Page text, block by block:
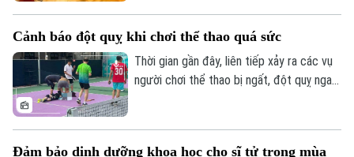
mắc các bệnh tim mạch, hô hấp, thận và
những người đang sử dụng thuốc lợi tiểu,
thuốc an thần hoặc thuốc điều trị huyết
Cảnh báo đột quỵ khi chơi thể thao quá sức
Thời gian gần đây, liên tiếp xảy ra các vụ
người chơi thể thao bị ngất, đột quỵ ngay
Đảm bảo dinh dưỡng khoa học cho sĩ tử trong mùa